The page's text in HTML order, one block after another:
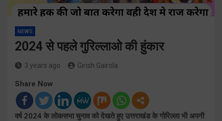
NEWS
2024 से पहले गुरिल्लाओ की हुंकार
3 years ago Girish Gairola
Share Now
वर्ष 2024 के लोकसभा चुनाव को देखते हुए उत्तराखंड के गोरिल्ला भी अपनी